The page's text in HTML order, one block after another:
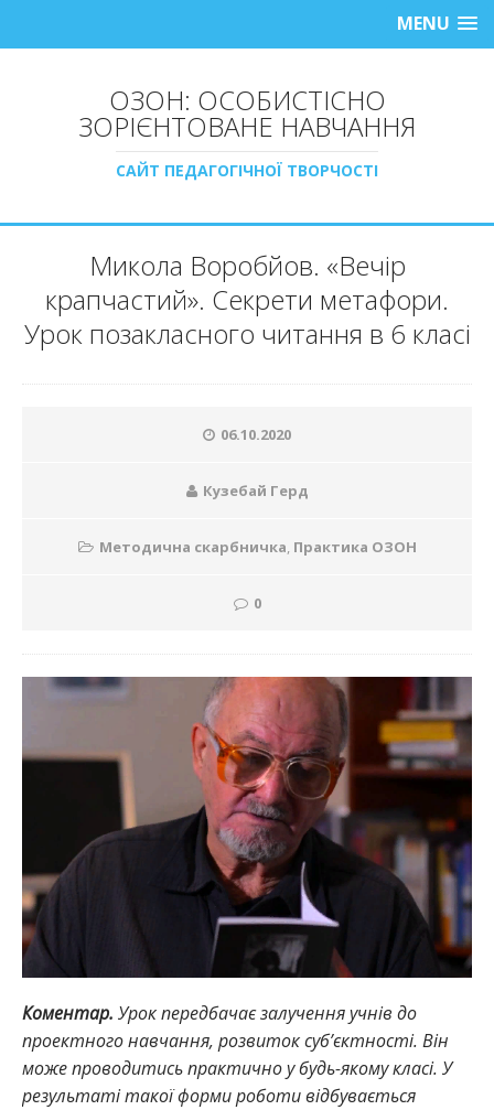
MENU
ОЗОН: ОСОБИСТІСНО
ЗОРІЄНТОВАНЕ НАВЧАННЯ
САЙТ ПЕДАГОГІЧНОЇ ТВОРЧОСТІ
Микола Воробйов. «Вечір
крапчастий». Секрети метафори.
Урок позакласного читання в 6 класі
06.10.2020
Кузебай Герд
Методична скарбничка, Практика ОЗОН
0
Коментар. Урок передбачає залучення учнів до
проектного навчання, розвиток суб’єктності. Він
може проводитись практично у будь-якому класі. У
результаті такої форми роботи відбувається